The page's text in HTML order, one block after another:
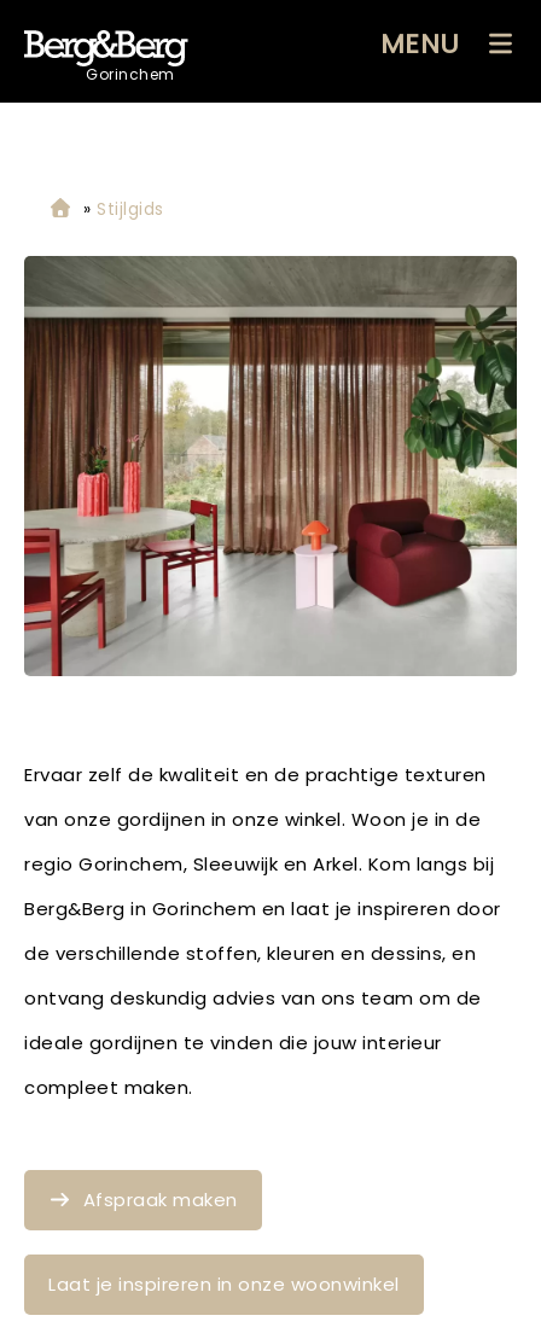
Gorinchem
MENU
» Stijlgids
Ervaar zelf de kwaliteit en de prachtige texturen
van onze gordijnen in onze winkel. Woon je in de
regio Gorinchem, Sleeuwijk en Arkel. Kom langs bij
Berg&Berg in Gorinchem en laat je inspireren door
de verschillende stoffen, kleuren en dessins, en
ontvang deskundig advies van ons team om de
ideale gordijnen te vinden die jouw interieur
compleet maken.
Afspraak maken
Laat je inspireren in onze woonwinkel